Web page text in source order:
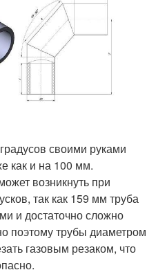
своими руками
как и на 100 мм.
возникнуть при
так как 159 мм труба
и достаточно сложно
поэтому трубы диаметром
газовым резаком, что